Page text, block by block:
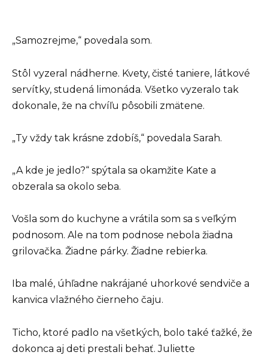
„Samozrejme,“ povedala som.
Stôl vyzeral nádherne. Kvety, čisté taniere, látkové
servítky, studená limonáda. Všetko vyzeralo tak
dokonale, že na chvíľu pôsobili zmätene.
„Ty vždy tak krásne zdobíš,“ povedala Sarah.
„A kde je jedlo?“ spýtala sa okamžite Kate a
obzerala sa okolo seba.
Vošla som do kuchyne a vrátila som sa s veľkým
podnosom. Ale na tom podnose nebola žiadna
grilovačka. Žiadne párky. Žiadne rebierka.
Iba malé, úhľadne nakrájané uhorkové sendviče a
kanvica vlažného čierneho čaju.
Ticho, ktoré padlo na všetkých, bolo také ťažké, že
dokonca aj deti prestali behať. Juliette